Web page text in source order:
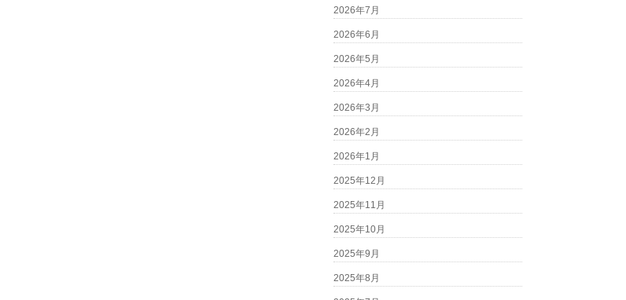
2026年7月
2026年6月
2026年5月
2026年4月
2026年3月
2026年2月
2026年1月
2025年12月
2025年11月
2025年10月
2025年9月
2025年8月